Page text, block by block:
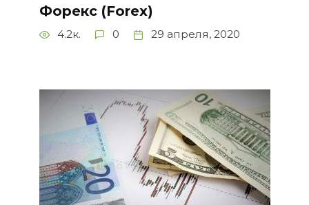
Форекс (Forex)
4.2к. 0 29 апреля, 2020